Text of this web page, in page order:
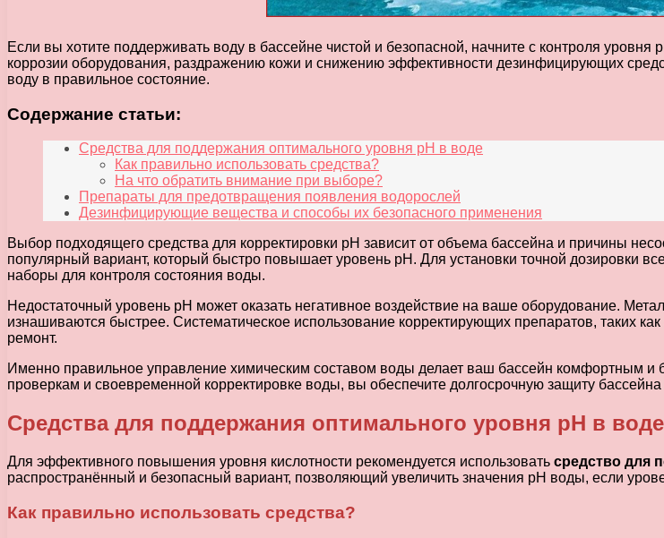
Если вы хотите поддерживать воду в бассейне чистой и безопасной, начните с контроля
коррозии оборудования, раздражению кожи и снижению эффективности дезинфицирующих
воду в правильное состояние.
Содержание статьи:
Средства для поддержания оптимального уровня pH в воде
Как правильно использовать средства?
На что обратить внимание при выборе?
Препараты для предотвращения появления водорослей
Дезинфицирующие вещества и способы их безопасного применения
Выбор подходящего средства для корректировки pH зависит от объема бассейна и причины
популярный вариант, который быстро повышает уровень pH. Для установки точной дозировки
наборы для контроля состояния воды.
Недостаточный уровень pH может оказать негативное воздействие на ваше оборудование.
изнашиваются быстрее. Систематическое использование корректирующих препаратов, таких
ремонт.
Именно правильное управление химическим составом воды делает ваш бассейн комфортным
проверкам и своевременной корректировке воды, вы обеспечите долгосрочную защиту бассейна
Средства для поддержания оптимального уровня pH в воде
Для эффективного повышения уровня кислотности рекомендуется использовать средство для
распространённый и безопасный вариант, позволяющий увеличить значения pH воды, если
Как правильно использовать средства?